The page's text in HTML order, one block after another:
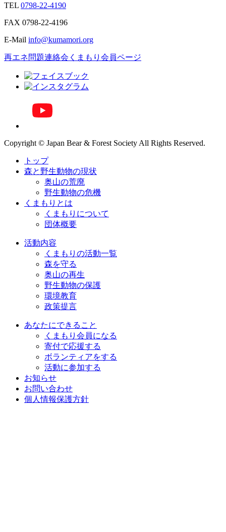
TEL 0798-22-4190
FAX 0798-22-4196
E-Mail info@kumamori.org
再エネ問題連絡会 くまもり会員ページ
Copyright © Japan Bear & Forest Society All Rights Reserved.
トップ
森と野生動物の現状
奥山の荒廃
野生動物の危機
くまもりとは
くまもりについて
団体概要
活動内容
くまもりの活動一覧
森を守る
奥山の再生
野生動物の保護
環境教育
政策提言
あなたにできること
くまもり会員になる
寄付で応援する
ボランティアをする
活動に参加する
お知らせ
お問い合わせ
個人情報保護方針